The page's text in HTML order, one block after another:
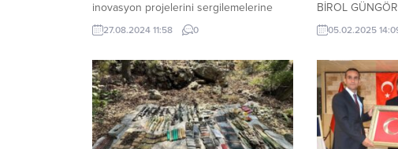
inovasyon projelerini sergilemelerine
olanak tanıyan, teknoloji alanındaki
başarıların tanınmasını ve
Kaptanları Ödülleri” için başvurular
başladı. İSTANBUL (İGFA) – Sektörlerin
dijital dönüşüm içindeki başarılı
aksiyonlarını önceliklendirmek amacıyla
BThaber tarafından bu yıl 7. kez hayata
27.08.2024 11:58 0
BİROL
AK Parti
Aydemir Çağış
tepki gösteren
olmak ve
amacıyla gittiği
bulundu.
şunları söyledi ;
05.02.2025